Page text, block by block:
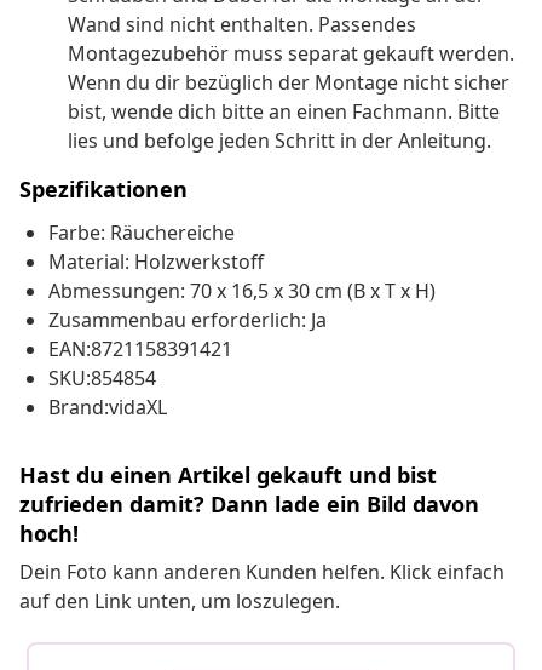
Wand sind nicht enthalten. Passendes
Montagezubehör muss separat gekauft werden.
Wenn du dir bezüglich der Montage nicht sicher
bist, wende dich bitte an einen Fachmann. Bitte
lies und befolge jeden Schritt in der Anleitung.
Spezifikationen
Farbe: Räuchereiche
Material: Holzwerkstoff
Abmessungen: 70 x 16,5 x 30 cm (B x T x H)
Zusammenbau erforderlich: Ja
EAN:8721158391421
SKU:854854
Brand:vidaXL
Hast du einen Artikel gekauft und bist
zufrieden damit? Dann lade ein Bild davon
hoch!
Dein Foto kann anderen Kunden helfen. Klick einfach
auf den Link unten, um loszulegen.